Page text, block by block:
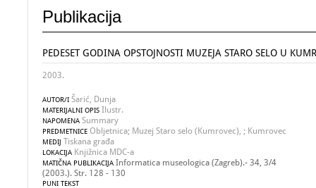
Publikacija
PEDESET GODINA OPSTOJNOSTI MUZEJA STARO SELO U
2003.
AUTOR/I Šarić, Dunja
MATERIJALNI OPIS Ilustr.
NAPOMENA Summary
PREDMETNICE Obljetnica; Muzej Staro selo (Kumrovec), ; Kumrovec
MEDIJ Tiskana građa
LOKACIJA Knjižnica MDC-a
MATIČNA PUBLIKACIJA Informatica museologica (Zagreb).- 34, 3/4
(2003.). Str. 128 - 130
PUNI TEKST